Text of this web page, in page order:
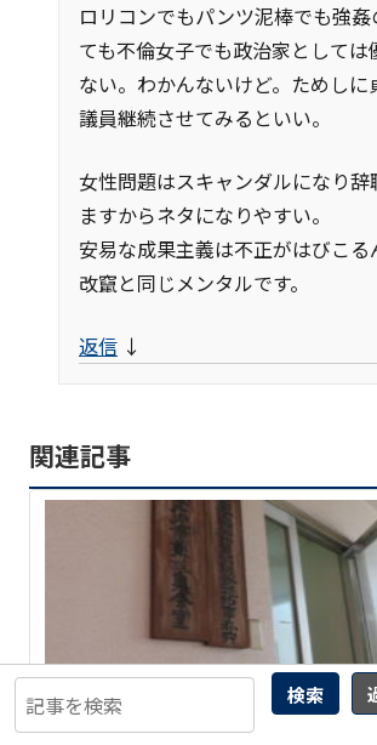
検索
ロリコンでもパンツ泥棒でも強
ても不倫女子でも政治家としては
ない。わかんないけど。ためしに
議員継続させてみるといい。
女性問題はスキャンダルになり辞
ますからネタになりやすい。
安易な成果主義は不正がはびこる
改竄と同じメンタルです。
返信 ↓
関連記事
曲輪クエスト(140)台東区今戸